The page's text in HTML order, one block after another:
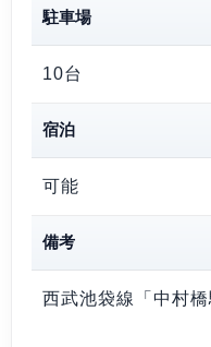
駐車場
10台
宿泊
可能
備考
西武池袋線「中村